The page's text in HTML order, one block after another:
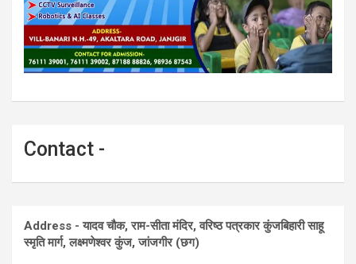
Contact -
Address - यादव चौक, राम-सीता मंदिर, वरिष्ठ पत्रकार कुंजबिहारी साहू
स्मृति मार्ग, लक्ष्मणेश्वर कुंज, जांजगीर (छग)